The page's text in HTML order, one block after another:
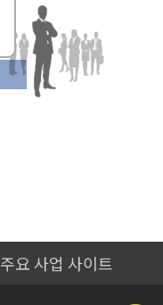
주요 사업 사이트